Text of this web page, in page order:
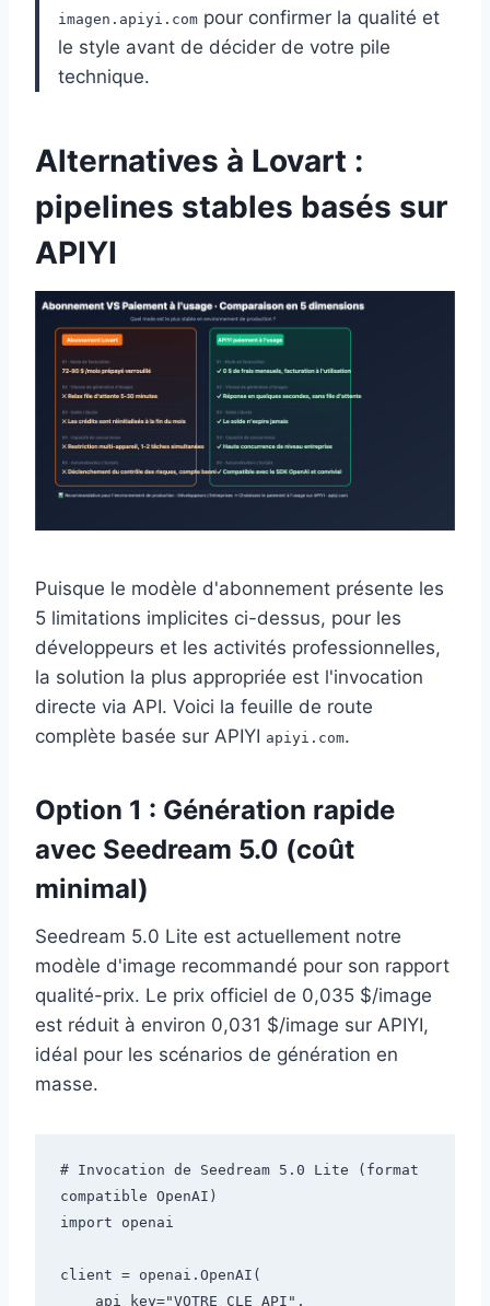
imagen.apiyi.com pour confirmer la qualité et
le style avant de décider de votre pile
technique.
Alternatives à Lovart :
pipelines stables basés sur
APIYI
Puisque le modèle d'abonnement présente les
5 limitations implicites ci-dessus, pour les
développeurs et les activités professionnelles,
la solution la plus appropriée est l'invocation
directe via API. Voici la feuille de route
complète basée sur APIYI apiyi.com.
Option 1 : Génération rapide
avec Seedream 5.0 (coût
minimal)
Seedream 5.0 Lite est actuellement notre
modèle d'image recommandé pour son rapport
qualité-prix. Le prix officiel de 0,035 $/image
est réduit à environ 0,031 $/image sur APIYI,
idéal pour les scénarios de génération en
masse.
# Invocation de Seedream 5.0 Lite (format
compatible OpenAI)
import openai
client = openai.OpenAI(